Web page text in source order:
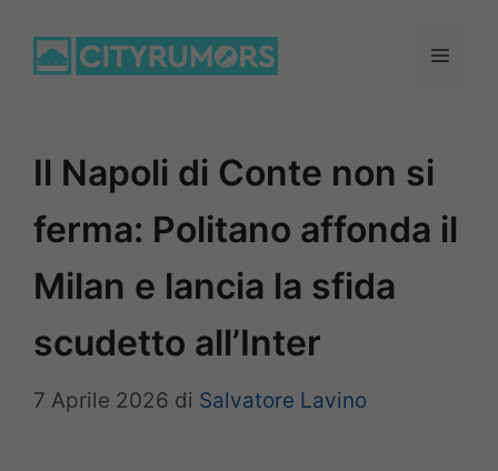
Menu
Il Napoli di Conte non si
ferma: Politano affonda il
Milan e lancia la sfida
scudetto all’Inter
7 Aprile 2026 di Salvatore Lavino